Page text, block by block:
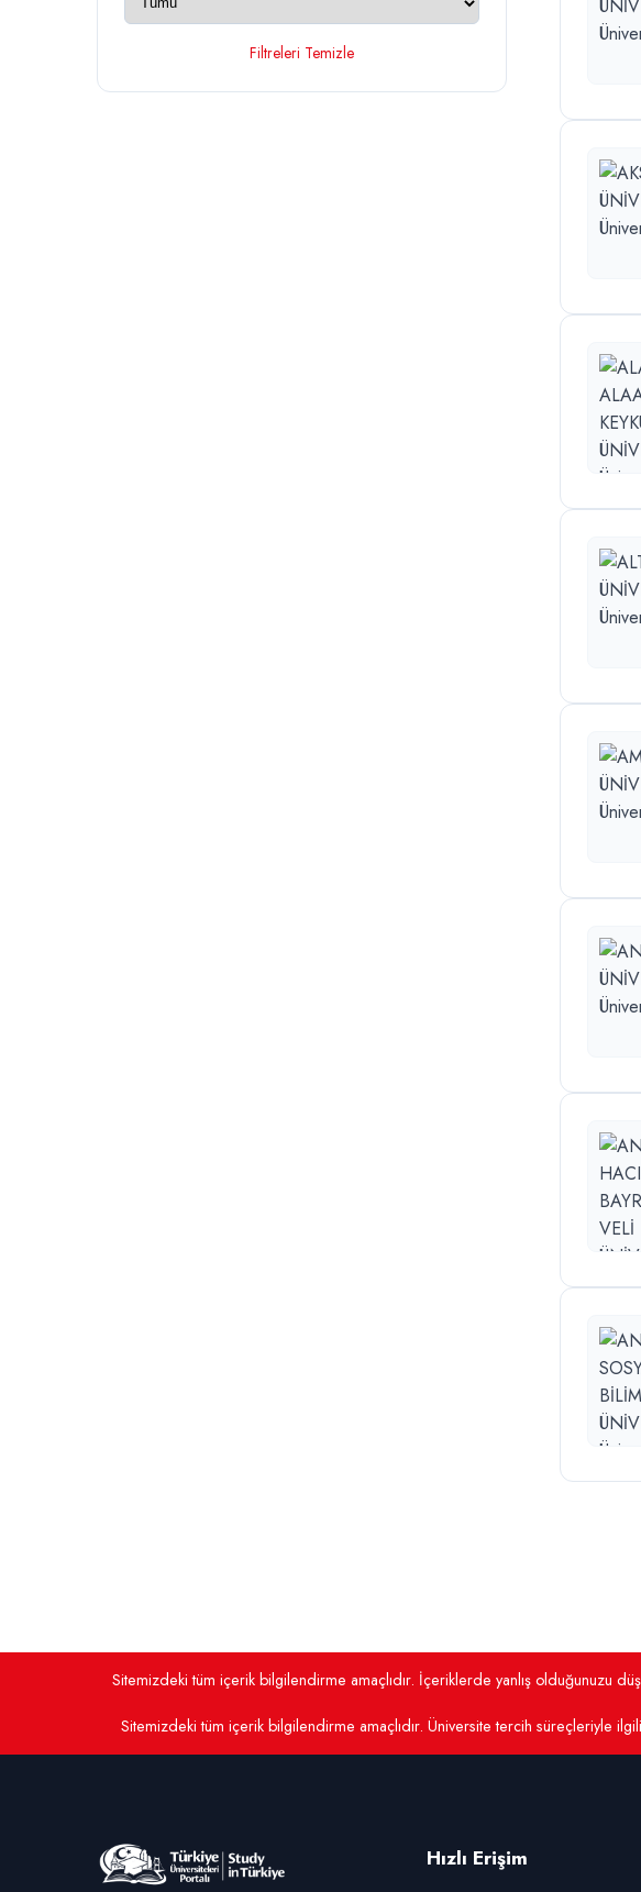
Filtreleri Temizle
Sitemizdeki tüm içerik bilgilendirme amaçlıdır. İçeriklerde yanlış olduğunuzu
Sitemizdeki tüm içerik bilgilendirme amaçlıdır. Üniversite tercih süreçleriyle
Hızlı Erişim